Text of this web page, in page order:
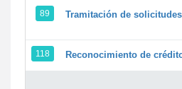
89 Tramitación de
118 Reconocimiento de